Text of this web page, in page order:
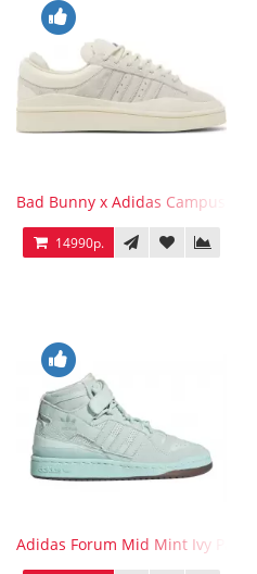
Bad Bunny x Adidas Campus Light
14990р.
Adidas Forum Mid Mint Ivy Park